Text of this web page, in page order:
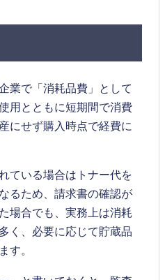
業で「消耗品費」として
用とともに短期間で消費
にせず購入時点で経費に
ている場合はトナー代を
るため、請求書の確認が
場合でも、実務上は消耗
く、必要に応じて貯蔵品
す。